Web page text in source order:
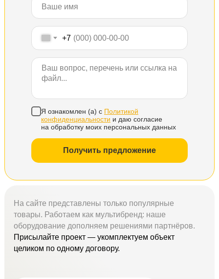
На сайте представлены только популярные
товары. Работаем как мультибренд: наше
оборудование дополняем решениями партнёров.
Присылайте проект — укомплектуем объект
целиком по одному договору.
+7
Я ознакомлен (а) с Политикой
конфиденциальности и даю согласие
на обработку моих персональных данных
Получить предложение